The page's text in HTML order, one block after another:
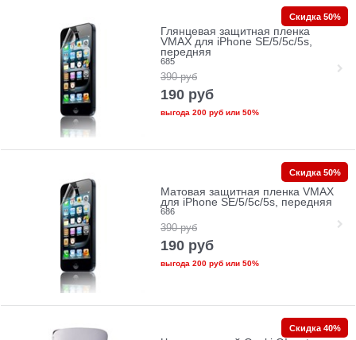
Глянцевая защитная пленка
VMAX для iPhone SE/5/5c/5s,
передняя
685
390 руб
190 руб
выгода 200 рубили 50%
Скидка 50%
Матовая защитная пленка VMAX
для iPhone SE/5/5c/5s, передняя
686
390 руб
190 руб
выгода 200 рубили 50%
Скидка 50%
Скидка 40%